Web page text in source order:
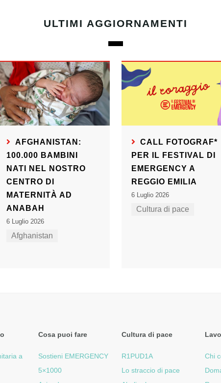
ULTIMI AGGIORNAMENTI
AFGHANISTAN:
100.000 BAMBINI
NATI NEL NOSTRO
CENTRO DI
MATERNITÀ AD
ANABAH
6 Luglio 2026
Afghanistan
CALL FOTOGRAF*
PER IL FESTIVAL DI
EMERGENCY A
REGGIO EMILIA
6 Luglio 2026
Cultura di pace
a
Cosa puoi fare
Sostieni EMERGENCY
5×1000
Cultura di pace
R1PUD1A
Lo straccio di pace
Chi